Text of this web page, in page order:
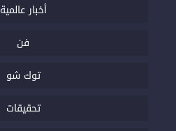
أخبار عالمية
فن
توك شو
تحقيقات